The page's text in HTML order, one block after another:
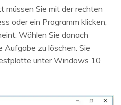
müssen Sie mit der rechten
oder ein Programm klicken,
Wählen Sie danach
Aufgabe zu löschen. Sie
unter Windows 10